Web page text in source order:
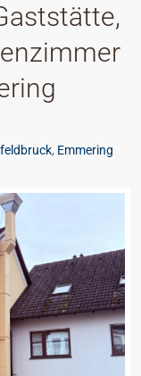
, Emmering